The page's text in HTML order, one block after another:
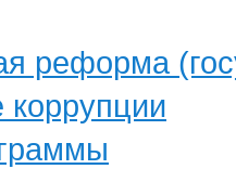
реформа
коррупции